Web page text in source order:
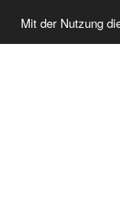
Mit der Nutzung